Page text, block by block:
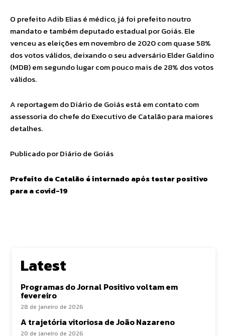
O prefeito Adib Elias é médico, já foi prefeito noutro
mandato e também deputado estadual por Goiás. Ele
venceu as eleições em novembro de 2020 com quase 58%
dos votos válidos, deixando o seu adversário Elder Galdino
(MDB) em segundo lugar com pouco mais de 28% dos votos
válidos.
A reportagem do Diário de Goiás está em contato com
assessoria do chefe do Executivo de Catalão para maiores
detalhes.
Publicado por Diário de Goiás
Prefeito de Catalão é internado após testar positivo
para a covid-19
Latest
Programas do Jornal Positivo voltam em
fevereiro
28 de janeiro de 2026
A trajetória vitoriosa de João Nazareno
20 de janeiro de 2026